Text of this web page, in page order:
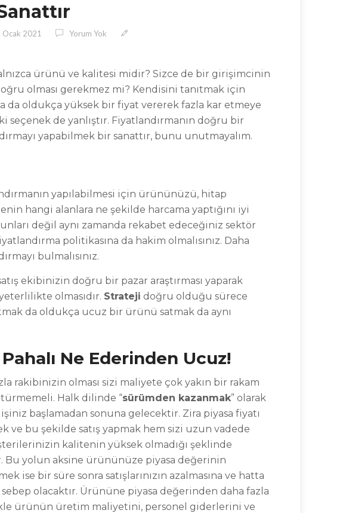
Ocak 2021 Yorum Yok
ürünü ve kalitesi midir? Sizce de bir girişimcinin
olması gerekmez mi? Kendisini tanıtmak için
da oldukça yüksek bir fiyat vererek fazla kar etmeye
seçenek de yanlıştır. Fiyatlandırmanın doğru bir
yapabilmek bir sanattır, bunu unutmayalım.
yapılabilmesi için ürününüzü, hitap
hangi alanlara ne şekilde harcama yaptığını iyi
bunları değil aynı zamanda rekabet edeceğiniz sektör
politikasına da hakim olmalısınız. Daha
bulmalısınız.
ekibinizin doğru bir pazar araştırması yaparak
olmasıdır. Strateji doğru olduğu sürece
da oldukça ucuz bir ürünü satmak da aynı
Pahalı Ne Ederinden Ucuz!
rakibinizin olması sizi maliyete çok yakın bir rakam
Halk dilinde “sürümden kazanmak” olarak
başlamadan sonuna gelecektir. Zira piyasa fiyatı
ve bu şekilde satış yapmak hem sizi uzun vadede
kalitenin yüksek olmadığı şeklinde
Bu yolun aksine ürününüze piyasa değerinin
ise bir süre sonra satışlarınızın azalmasına ve hatta
sebep olacaktır. Ürününe piyasa değerinden daha fazla
ürünün üretim maliyetini, personel giderlerini ve